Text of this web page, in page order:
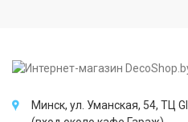
Минск, ул. Уманская, 54, ТЦ